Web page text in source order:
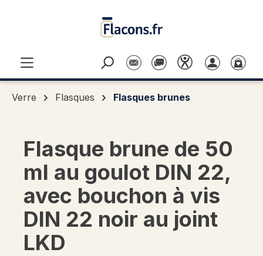
Verre Flasques Flasques brunes
Flasque brune de 50
ml au goulot DIN 22,
avec bouchon à vis
DIN 22 noir au joint
LKD